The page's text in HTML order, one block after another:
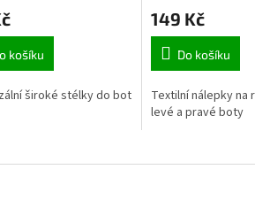
košíku
široké stélky do bot
149 Kč
Do košíku
Textilní nálepky na
levé a pravé boty